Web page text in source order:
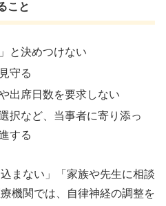
こと
と決めつけない
守る
出席日数を要求しない
択など、当事者に寄り添っ
する
まない」「家族や先生に相談
機関では、自律神経の調整を